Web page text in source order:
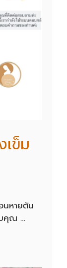
ข็ม
นหายตัน
คุณ …